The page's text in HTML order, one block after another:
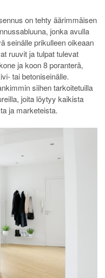
on tehty äärimmäisen
jonka avulla
seinälle prikulleen oikeaan
ruuvit ja tulpat tulevat
ja koon 8 poranterä,
tai betoniseinälle.
siihen tarkoitetuilla
joita löytyy kaikista
ja marketeista.